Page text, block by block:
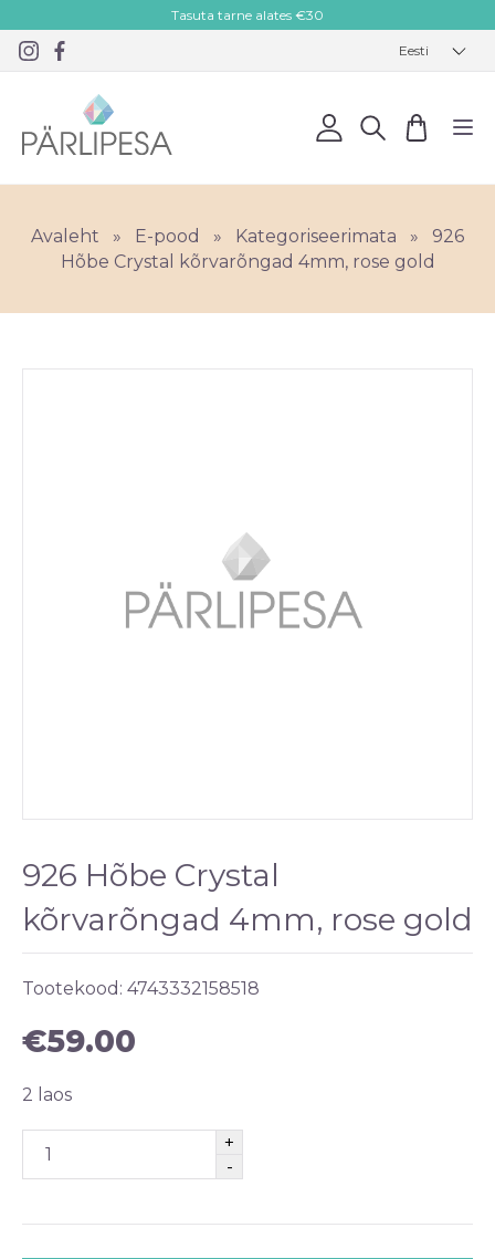
Tasuta tarne alates €30
Eesti
Avaleht » E-pood » Kategoriseerimata »
926
Hõbe Crystal kõrvarõngad 4mm, rose gold
926 Hõbe Crystal
kõrvarõngad 4mm, rose gold
Tootekood: 4743332158518
€59.00
2 laos